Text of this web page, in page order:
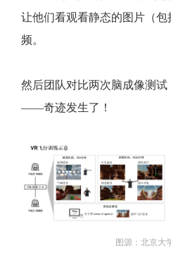
让他们看观看静态的图片（
频。
然后团队对比两次脑成像测
——奇迹发生了！
图源：北京大